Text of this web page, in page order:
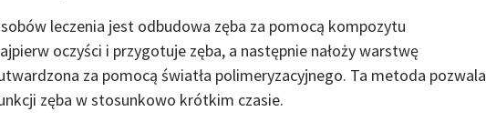
leczenia jest odbudowa zęba za pomocą kompozytu
oczyści i przygotuje zęba, a następnie nałoży warstwę
za pomocą światła polimeryzacyjnego. Ta metoda pozwala
zęba w stosunkowo krótkim czasie.